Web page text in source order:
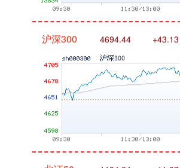
沪深300 4694.44 +43.13
北证50 1134.24 +11.37